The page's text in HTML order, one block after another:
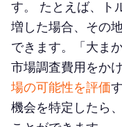
す。 たとえば、ト
増した場合、その
できます。「大ま
市場調査費用をか
場の可能性を評価
機会を特定したら